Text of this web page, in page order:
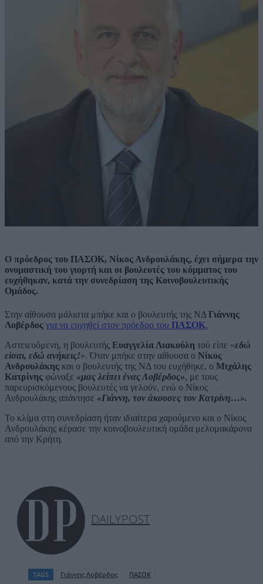
Ο πρόεδρος του ΠΑΣΟΚ, Νίκος Ανδρουλάκης, έχει σήμερα την
ονομαστική του γιορτή και οι βουλευτές του κόμματος του
ευχήθηκαν, κατά την συνεδρίαση της Κοινοβουλευτικής
Ομάδος.
Στην αίθουσα μάλιστα μπήκε και ο βουλευτής της ΝΔ Γιάννης
Λοβέρδος για να ευχηθεί στον πρόεδρο του ΠΑΣΟΚ.
Αστειευόμενη, η βουλευτής Ευαγγελία Λιακούλη τού είπε «εδώ
είσαι, εδώ ανήκεις!». Όταν μπήκε στην αίθουσα ο Νίκος
Ανδρουλάκης και ο βουλευτής της ΝΔ του ευχήθηκε, ο Μιχάλης
Κατρίνης φώναξε «μας λείπει ένας Λοβέρδος», με τους
παρευρισκόμενους βουλευτές να γελούν, ενώ ο Νίκος
Ανδρουλάκης απάντησε «Γιάννη, τον άκουσες τον Κατρίνη…».
Το κλίμα στη συνεδρίαση ήταν ιδιαίτερα χαρούμενο και ο Νίκος
Ανδρουλάκης κέρασε την κοινοβουλευτική ομάδα μελομακάρονα
από την Κρήτη.
DAILYPOST
TAGS Γιάννης Λοβέρδος ΠΑΣΟΚ